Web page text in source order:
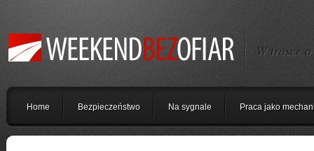
W trosce
Home Bezpieczeństwo Na sygnale Praca jako